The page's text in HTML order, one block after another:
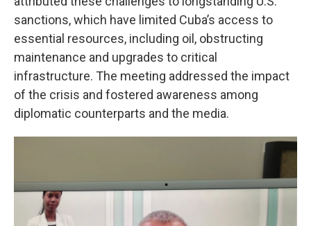
sanctions, which have limited Cuba’s access to
essential resources, including oil, obstructing
maintenance and upgrades to critical
infrastructure. The meeting addressed the impact
of the crisis and fostered awareness among
diplomatic counterparts and the media.